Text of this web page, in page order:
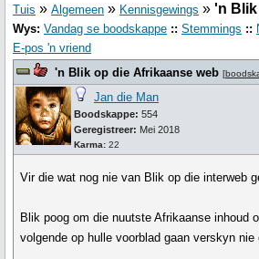
Tuis » Algemeen » Kennisgewings » 'n Blik
Wys: Vandag se boodskappe :: Stemmings ::
E-pos 'n vriend
'n Blik op die Afrikaanse web [
Jan die Man
Boodskappe: 554
Geregistreer: Mei 2018
Karma: 22
Vir die wat nog nie van Blik op die interweb
Blik poog om die nuutste Afrikaanse inhoud
volgende op hulle voorblad gaan verskyn